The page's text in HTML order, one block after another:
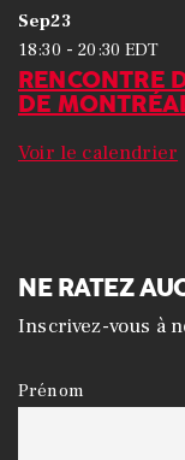
Sep23
18:30 -20:30 EDT
RENCONTRE
DE
Voir le calendrier
NE RATEZ
Inscrivez-vous à
Prénom